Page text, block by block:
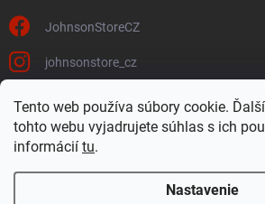
Tento web používa súbory cookie.
tohto webu vyjadrujete súhlas s ich
informácií tu.
Nastavenie
JohnsonStoreCZ
johnsonstore_cz
Johnson Health Tech CZ & SK